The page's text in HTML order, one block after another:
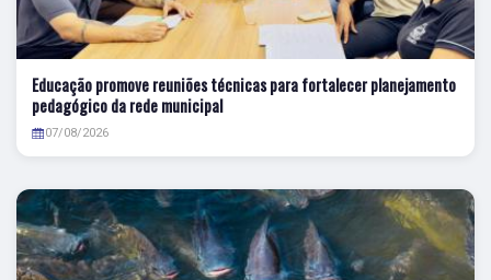
Educação promove reuniões técnicas para fortalecer planejamento
pedagógico da rede municipal
07/08/2026